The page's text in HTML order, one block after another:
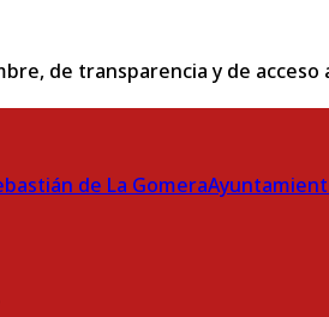
de transparencia y de